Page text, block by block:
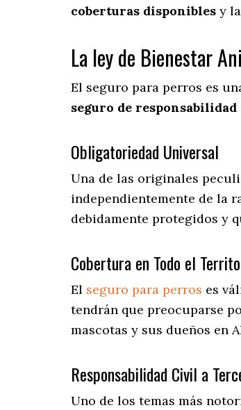
coberturas disponibles y
La ley de Bienestar
El seguro para perros es
seguro de
Obligatoriedad Universal
Una de las originales
independientemente de la
debidamente protegidos y
Cobertura en Todo el
El seguro para perros es
tendrán que preocuparse
mascotas y sus dueños en
Responsabilidad Civil a
Uno de los temas más